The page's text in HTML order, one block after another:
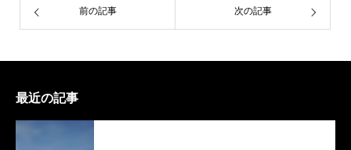
前の記事 次の記事
最近の記事